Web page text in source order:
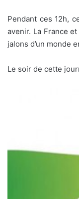
Pendant ces 12h,
avenir. La France
jalons d’un monde
Le soir de cette